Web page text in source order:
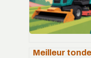
Meilleur